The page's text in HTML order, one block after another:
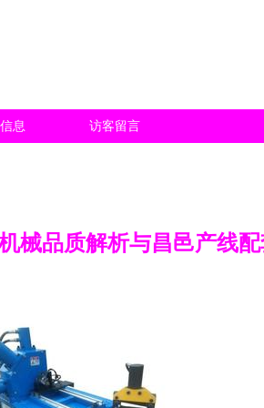
息 访客留言
械品质解析与昌邑产线